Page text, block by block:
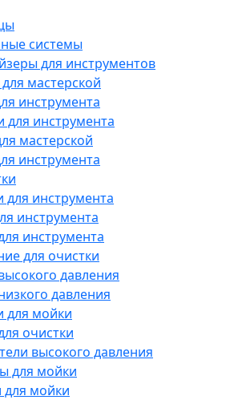
системы
для инструментов
мастерской
инструмента
для инструмента
мастерской
инструмента
для инструмента
инструмента
инструмента
для очистки
давления
давления
для мойки
очистки
высокого давления
для мойки
мойки